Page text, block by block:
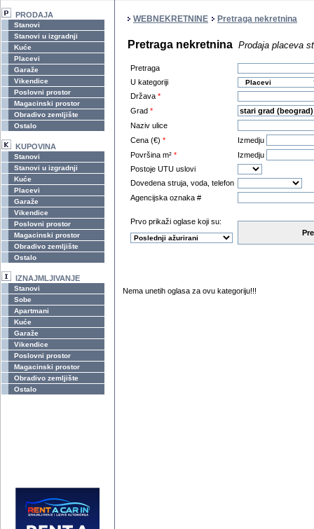
PRODAJA
Stanovi
Stanovi u izgradnji
Kuće
Placevi
Garaže
Vikendice
Poslovni prostor
Magacinski prostor
Obradivo zemljište
Ostalo
KUPOVINA
Stanovi
Stanovi u izgradnji
Kuće
Placevi
Garaže
Vikendice
Poslovni prostor
Magacinski prostor
Obradivo zemljište
Ostalo
IZNAJMLJIVANJE
Stanovi
Sobe
Apartmani
Kuće
Garaže
Vikendice
Poslovni prostor
Magacinski prostor
Obradivo zemljište
Ostalo
WEBNEKRETNINE Pretraga nekretnina
Pretraga nekretnina Prodaja placeva
Pretraga
U kategoriji
Država *
Grad *
Naziv ulice
Cena (€) *
Izmedju
Površina m² *
Izmedju
Postoje UTU uslovi
Dovedena struja, voda, telefon
Agencijska oznaka #
Prvo prikaži oglase koji su:
Nema unetih oglasa za ovu kategoriju!!!